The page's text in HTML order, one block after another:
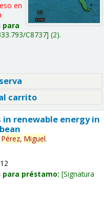
en
para
C8737 (2).
carrito
renewable energy in
Pérez, Miguel.
para préstamo: Signatura